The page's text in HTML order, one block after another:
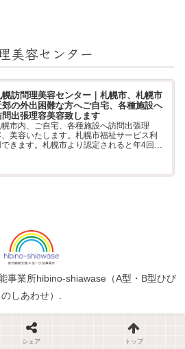
美容センター
幌訪問理美容センター｜札幌市、札幌市
郊の外出困難な方へご自宅、各種施設へ
問出張理容美容致します
幌市内、ご自宅、各種施設へ訪問出張理
、美容いたします。札幌市福祉サービス利
できます。札幌市より認定されると年4回ま
、サービス付高齢者住宅、障がい者支援施
事業所hibino-shiawase（A型・B型ひび
のしあわせ）.
シェア トップ